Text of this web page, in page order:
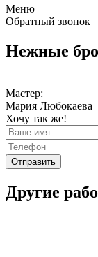
Меню
Обратный звонок
Нежные
Мастер:
Мария Любокаева
Хочу так же!
Отправить
Другие